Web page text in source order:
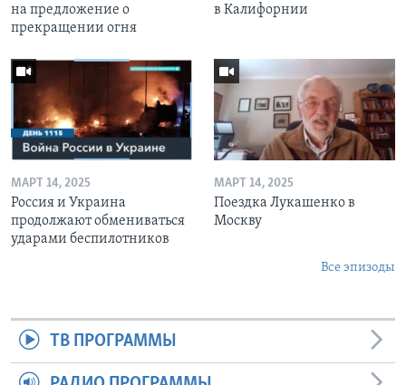
на предложение о
прекращении огня
в Калифорнии
МАРТ 14, 2025
Россия и Украина
продолжают обмениваться
ударами беспилотников
МАРТ 14, 2025
Поездка Лукашенко в
Москву
Все эпизоды
ТВ ПРОГРАММЫ